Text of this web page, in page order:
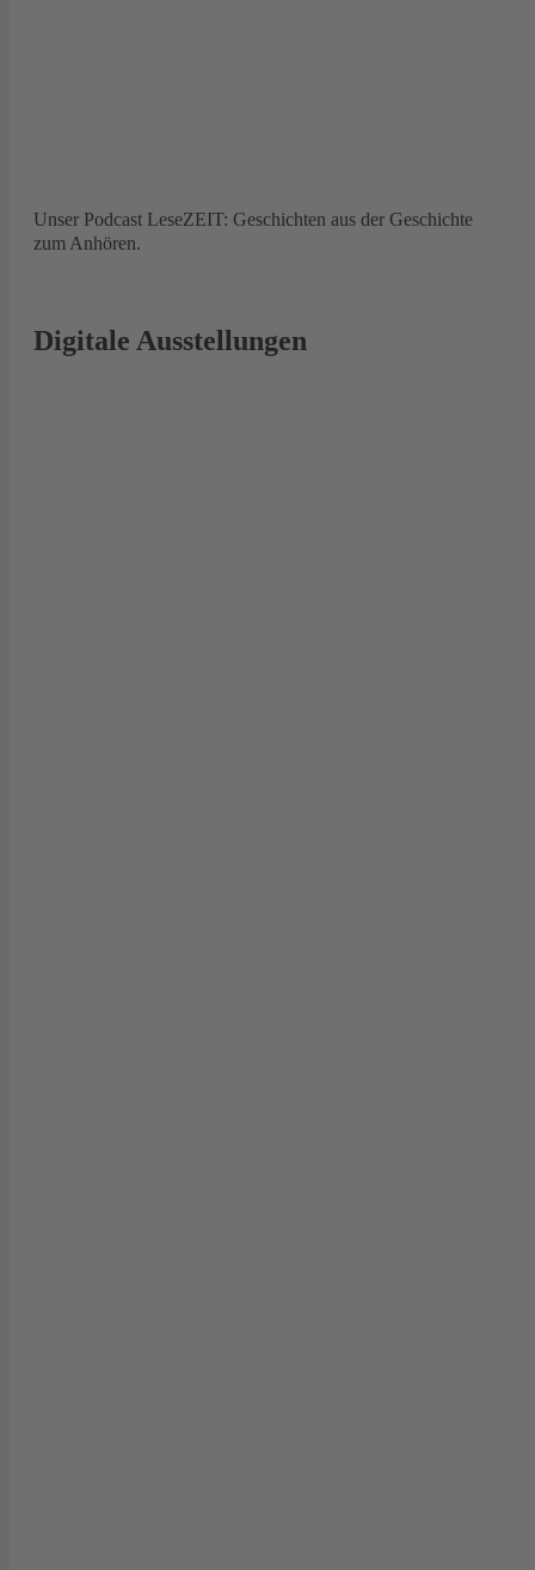
Unser Podcast LeseZEIT: Geschichten aus der Geschichte
zum Anhören.
Digitale Ausstellungen